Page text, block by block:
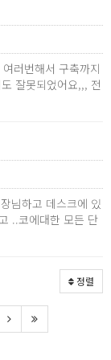
러번해서 구축까지
잘못되었어요,,, 전
님하고 데스크에 있
..코에대한 모든 단
정렬